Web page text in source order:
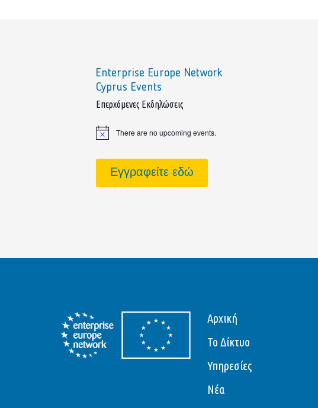
Enterprise Europe Network
Cyprus Events
sidebar
Επερχόμενες Εκδηλώσεις
Notice There are no upcoming events.
Εγγραφείτε εδώ
Αρχική
Το Δίκτυο
Υπηρεσίες
Νέα